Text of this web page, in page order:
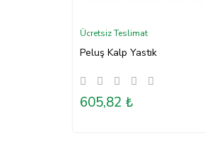
Ücretsiz Teslimat
Peluş Kalp Yastık
605,82 ₺